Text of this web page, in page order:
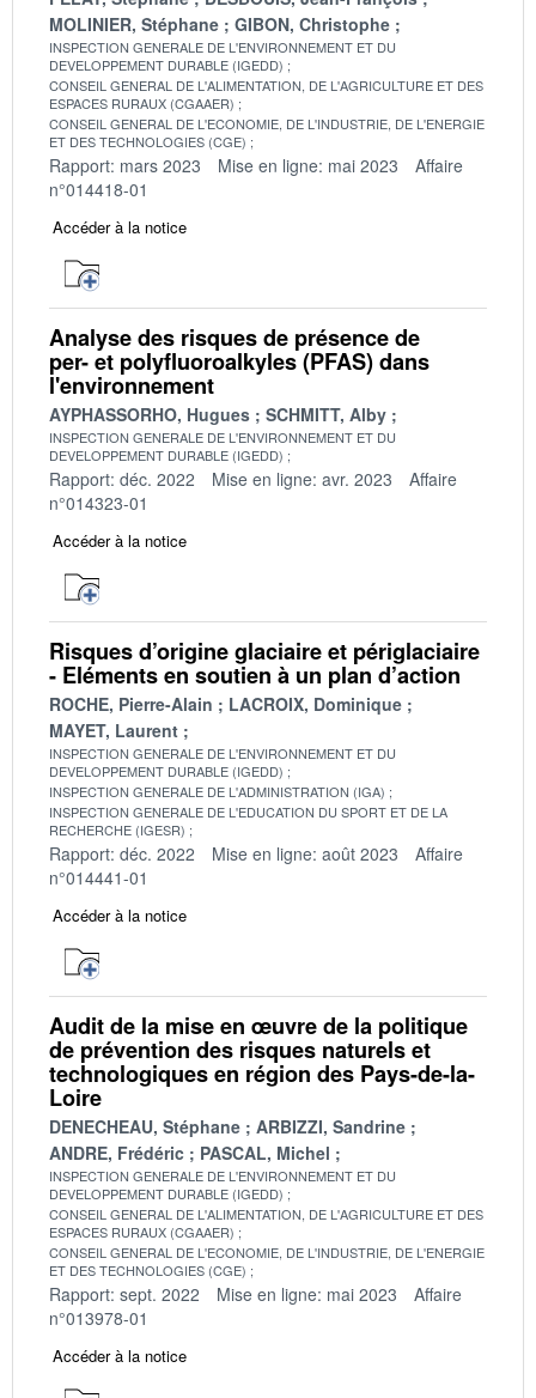
MOLINIER, Stéphane
GIBON, Christophe
INSPECTION GENERALE DE L'ENVIRONNEMENT ET DU
DEVELOPPEMENT DURABLE (IGEDD)
CONSEIL GENERAL DE L'ALIMENTATION, DE L'AGRICULTURE ET DES
ESPACES RURAUX (CGAAER)
CONSEIL GENERAL DE L'ECONOMIE, DE L'INDUSTRIE, DE L'ENERGIE
ET DES TECHNOLOGIES (CGE)
Rapport: mars 2023 Mise en ligne: mai 2023
Affaire
n°014418-01
Accéder à la notice
Analyse des risques de présence de
per- et polyfluoroalkyles (PFAS) dans
l'environnement
AYPHASSORHO, Hugues SCHMITT, Alby
INSPECTION GENERALE DE L'ENVIRONNEMENT ET DU
DEVELOPPEMENT DURABLE (IGEDD)
Rapport: déc. 2022 Mise en ligne: avr. 2023
Affaire
n°014323-01
Accéder à la notice
Risques d’origine glaciaire et périglaciaire
- Eléments en soutien à un plan d’action
ROCHE, Pierre-Alain
LACROIX, Dominique
MAYET, Laurent
INSPECTION GENERALE DE L'ENVIRONNEMENT ET DU
DEVELOPPEMENT DURABLE (IGEDD)
INSPECTION GENERALE DE L'ADMINISTRATION (IGA)
INSPECTION GENERALE DE L'EDUCATION DU SPORT ET DE LA
RECHERCHE (IGESR)
Rapport: déc. 2022 Mise en ligne: août 2023
Affaire
n°014441-01
Accéder à la notice
Audit de la mise en œuvre de la politique
de prévention des risques naturels et
technologiques en région des Pays-de-la-
Loire
DENECHEAU, Stéphane
ARBIZZI, Sandrine
ANDRE, Frédéric
PASCAL, Michel
INSPECTION GENERALE DE L'ENVIRONNEMENT ET DU
DEVELOPPEMENT DURABLE (IGEDD)
CONSEIL GENERAL DE L'ALIMENTATION, DE L'AGRICULTURE ET DES
ESPACES RURAUX (CGAAER)
CONSEIL GENERAL DE L'ECONOMIE, DE L'INDUSTRIE, DE L'ENERGIE
ET DES TECHNOLOGIES (CGE)
Rapport: sept. 2022 Mise en ligne: mai 2023
Affaire
n°013978-01
Accéder à la notice